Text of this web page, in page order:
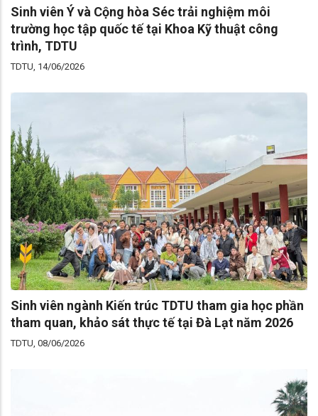
Sinh viên Ý và Cộng hòa Séc trải nghiệm môi
trường học tập quốc tế tại Khoa Kỹ thuật công
trình, TDTU
TDTU, 14/06/2026
Sinh viên ngành Kiến trúc TDTU tham gia học phần
tham quan, khảo sát thực tế tại Đà Lạt năm 2026
TDTU, 08/06/2026